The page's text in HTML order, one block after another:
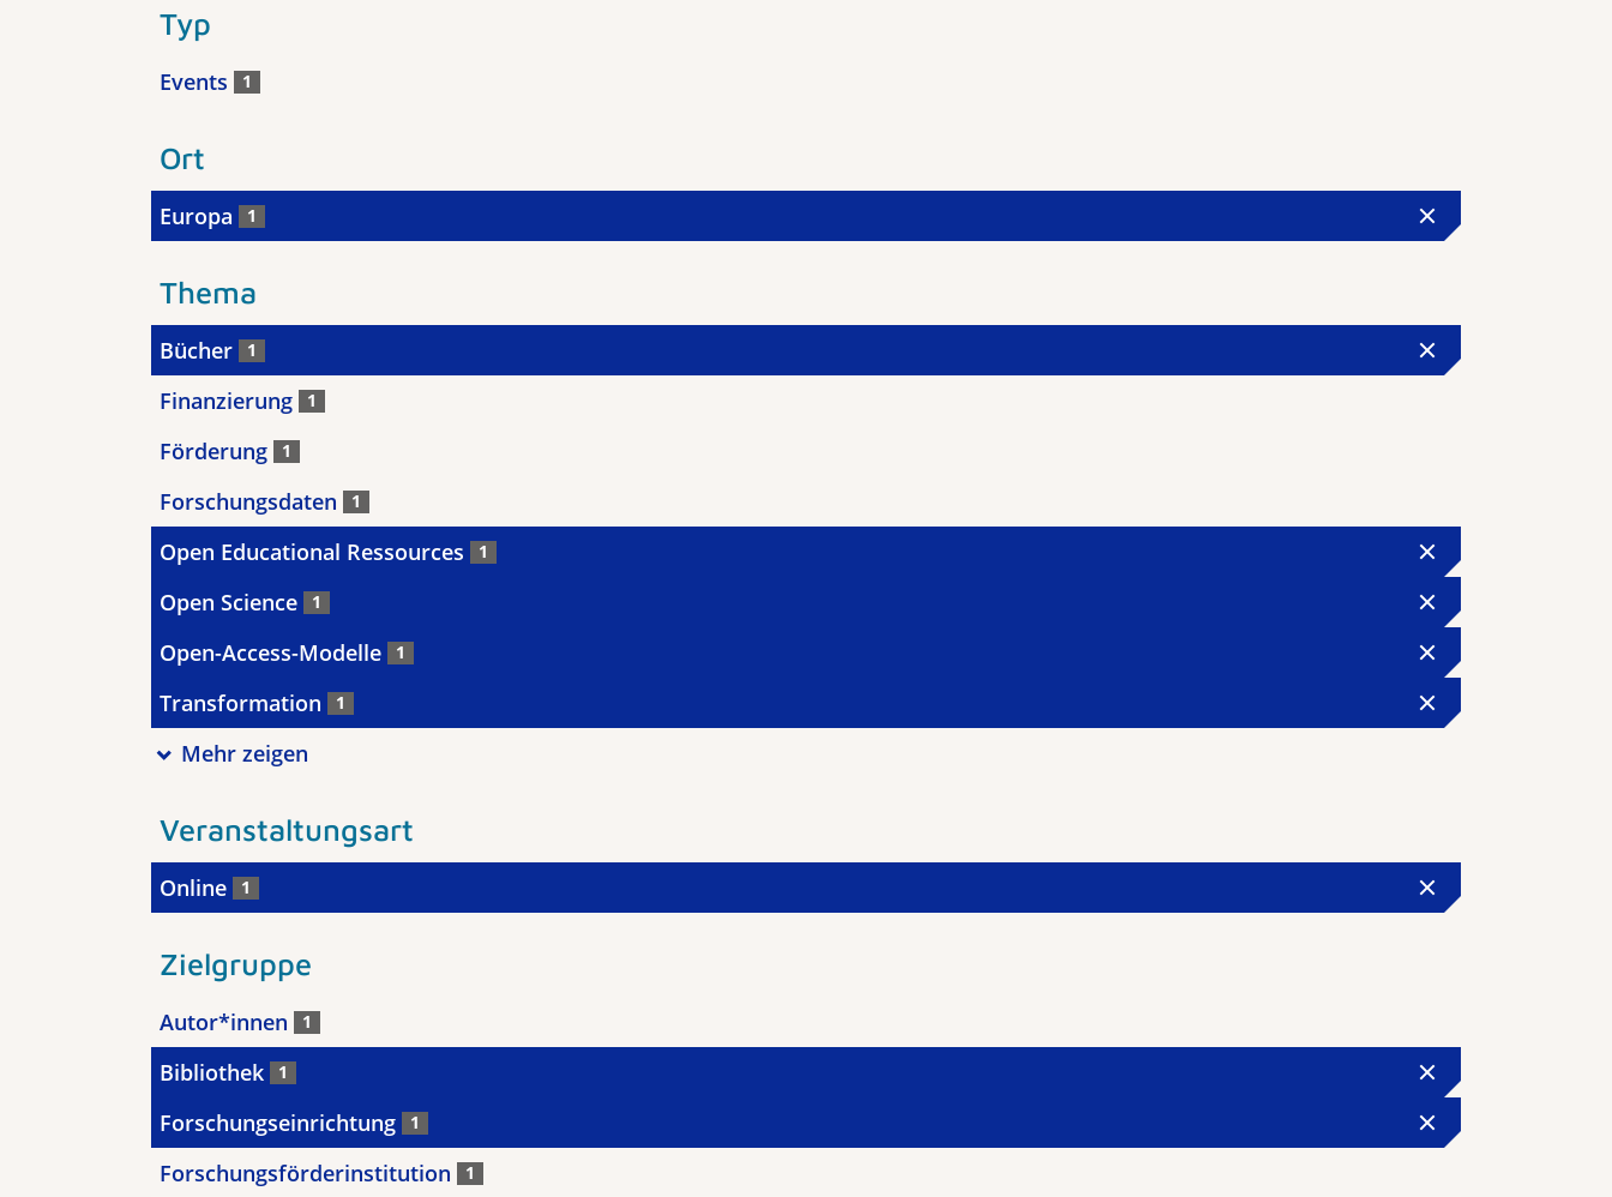
Typ
Events 1
Ort
Europa 1
Thema
Bücher 1
Finanzierung 1
Förderung 1
Forschungsdaten 1
Open Educational Ressources 1
Open Science 1
Open-Access-Modelle 1
Transformation 1
Mehr zeigen
Veranstaltungsart
Online 1
Zielgruppe
Autor*innen 1
Bibliothek 1
Forschungseinrichtung 1
Forschungsförderinstitution 1